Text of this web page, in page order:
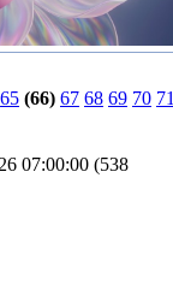
65 (66) 67 68 69 70 71
07:00:00 (538